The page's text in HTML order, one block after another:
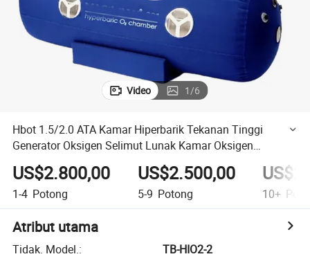
Video 1/6
Hbot 1.5/2.0 ATA Kamar Hiperbarik Tekanan Tinggi
Generator Oksigen Selimut Lunak Kamar Oksigen
Hiperbarik Portabel
US$2.800,00
1-4 Potong
US$2.500,00
5-9 Potong 10+
Atribut utama
Tidak. Model.:
TB-HIO2-2